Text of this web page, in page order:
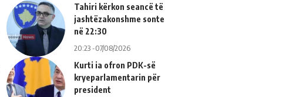
Tahiri kërkon seancë të
jashtëzakonshme sonte
në 22:30
20:23 -07/08/2026
Kurti ia ofron PDK-së
kryeparlamentarin për
president